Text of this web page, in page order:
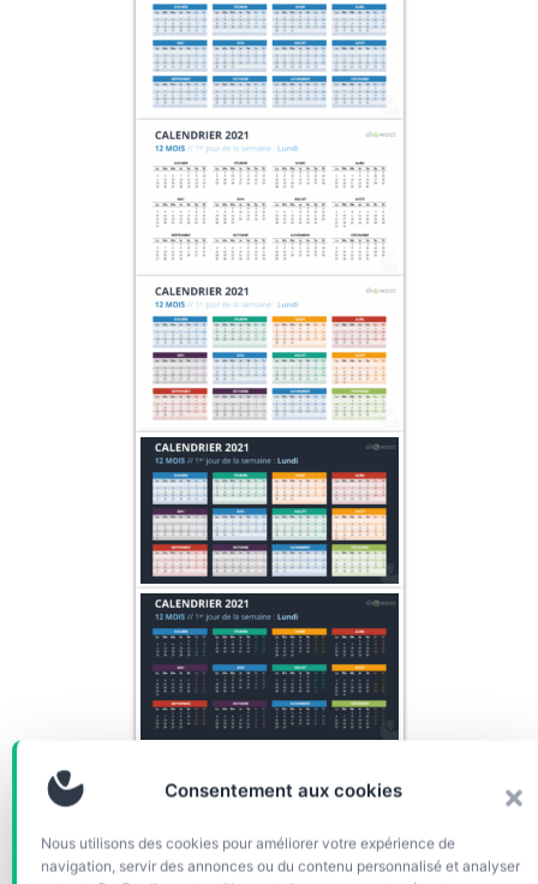
Consentement aux cookies
Nous utilisons des cookies pour améliorer votre expérience de
navigation, servir des annonces ou du contenu personnalisé et analyser